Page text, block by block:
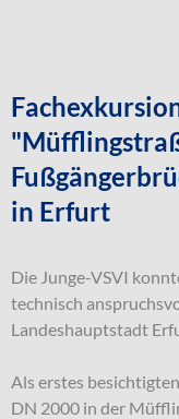
in Erfurt
Die Junge-VSVI
technisch
Landeshauptstadt
Als erstes
DN 2000 in der